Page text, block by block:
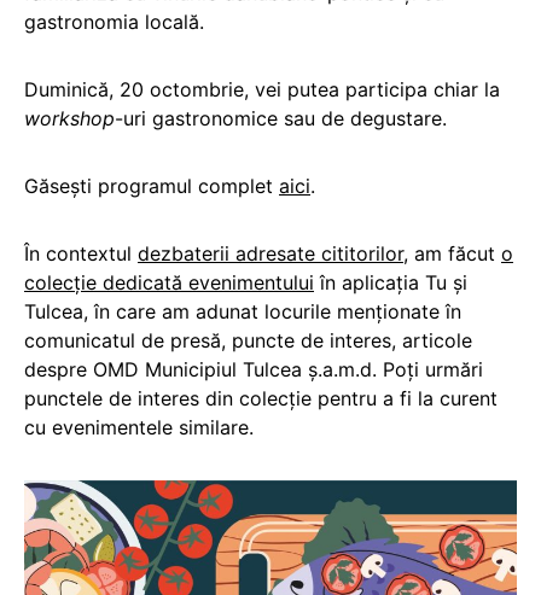
gastronomia locală.
Duminică, 20 octombrie, vei putea participa chiar la
workshop-uri gastronomice sau de degustare.
Găsești programul complet aici.
În contextul dezbaterii adresate cititorilor, am făcut o
colecție dedicată evenimentului în aplicația Tu și
Tulcea, în care am adunat locurile menționate în
comunicatul de presă, puncte de interes, articole
despre OMD Municipiul Tulcea ș.a.m.d. Poți urmări
punctele de interes din colecție pentru a fi la curent
cu evenimentele similare.